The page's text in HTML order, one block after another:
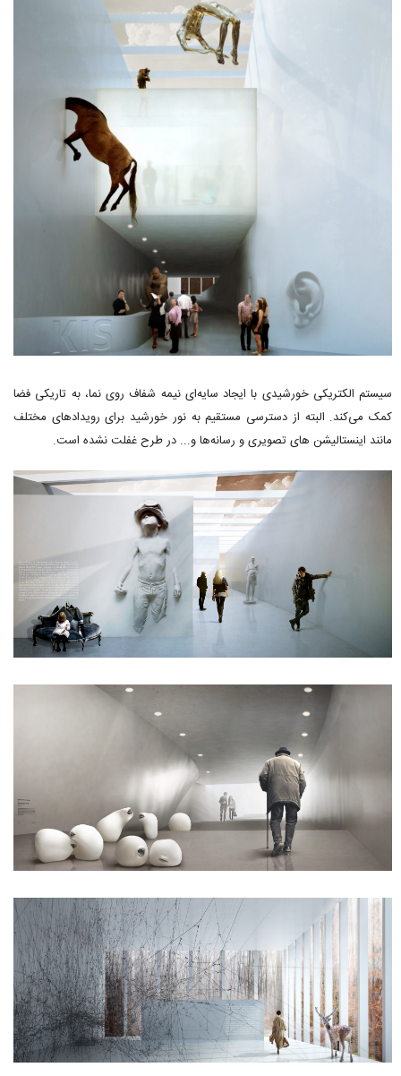
سیستم الکتریکی خورشیدی با ایجاد سایه‌ای نیمه شفاف روی نما، به تاریکی فضا
کمک می‌کند. البته از دسترسی مستقیم به نور خورشید برای رویدادهای مختلف
مانند اینستالیشن های تصویری و رسانه‌ها و... در طرح غفلت نشده است.